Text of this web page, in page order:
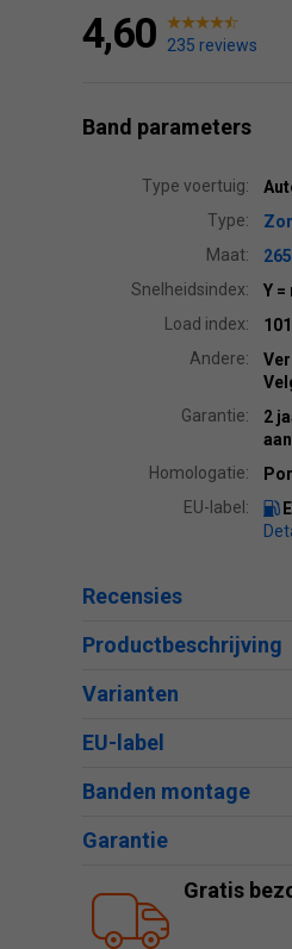
4,60 235 reviews
Band parameters
Type voertuig:
Type:
Maat:
Snelheidsindex:
Y =
Load index:
101
Andere:
Garantie:
2
Homologatie:
EU-label:
E
Recensies
Productbeschrijving
Varianten
EU-label
Banden montage
Garantie
Gratis